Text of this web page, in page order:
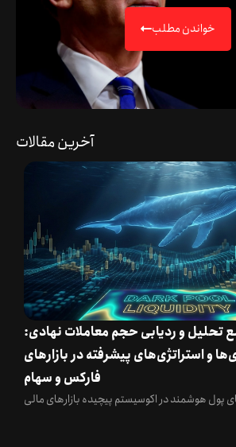
خواندن مطلب
آخرین مقالات
تحلیل و ردیابی حجم معاملات نهادی:
و استراتژی‌های پیشرفته در بازارهای
فارکس و سهام